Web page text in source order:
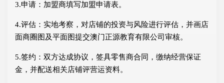
3.申请：加盟商填写加盟申请表。
4.评估：实地考察，对店铺的投资与风险进行评估，并画店
面商圈图及平面图提交澳门正源教育有限公司审核。
5.签约：双方达成协议，签具零售商合同，缴纳经营保证
金，并配送相关店铺评营运资料。